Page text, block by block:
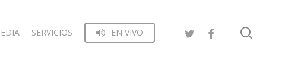
SERVICIOS EN VIVO